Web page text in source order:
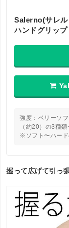
Salerno(サレル
ハンドグリップ
強度：ベリーソ
（約20）の3種類
※ソフト〜ハード
握って広げて引っ